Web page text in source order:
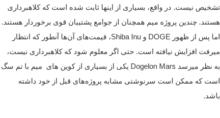
تشخیص نیست. در واقع، بسیاری از اینها ثابت شده است که کلاهبرداری
هستند. چندین پروژه میم همچنان از جوامع پشتیبان قوی برخوردار هستند.
اما پس از ظهور DOGE و Shiba Inu، قیمت‌های آن‌ها آنطور که انتظار
میرفت افزایش نیافته است. حتی اگر معلوم شود که کلاهبرداری نیست،
به نظر میرسد Dogelon Mars یکی از بسیاری از کوین های میم با تم سگ
است که ممکن است سرنوشتی مشابه پروژه‌های قبل از خود داشته
باشد.